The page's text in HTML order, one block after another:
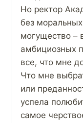
Но ректор
без
могущество –
амбициозных
все, что мне
Что мне
или
успела
самое